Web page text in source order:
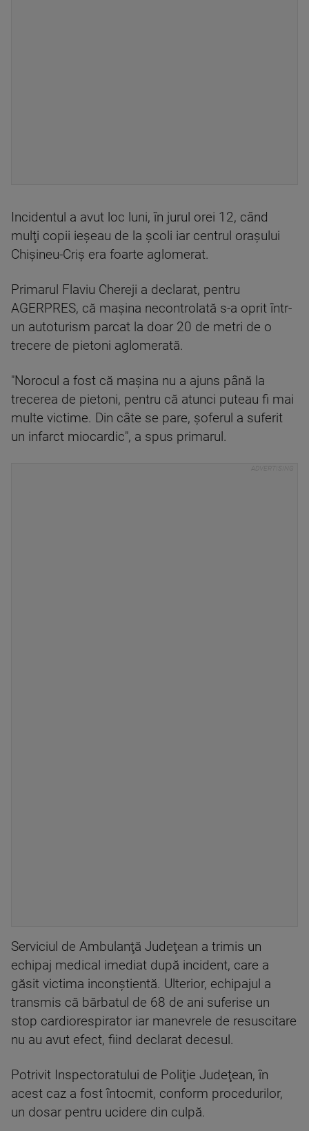
Incidentul a avut loc luni, în jurul orei 12, când
mulţi copii ieşeau de la şcoli iar centrul oraşului
Chişineu-Criş era foarte aglomerat.
Primarul Flaviu Chereji a declarat, pentru
AGERPRES, că maşina necontrolată s-a oprit într-
un autoturism parcat la doar 20 de metri de o
trecere de pietoni aglomerată.
"Norocul a fost că maşina nu a ajuns până la
trecerea de pietoni, pentru că atunci puteau fi mai
multe victime. Din câte se pare, şoferul a suferit
un infarct miocardic", a spus primarul.
Serviciul de Ambulanţă Judeţean a trimis un
echipaj medical imediat după incident, care a
găsit victima inconştientă. Ulterior, echipajul a
transmis că bărbatul de 68 de ani suferise un
stop cardiorespirator iar manevrele de resuscitare
nu au avut efect, fiind declarat decesul.
Potrivit Inspectoratului de Poliţie Judeţean, în
acest caz a fost întocmit, conform procedurilor,
un dosar pentru ucidere din culpă.